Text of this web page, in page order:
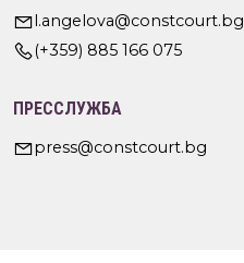
l.angelova@constcourt.bg
(+359) 885 166 075
ПРЕССЛУЖБА
press@constcourt.bg